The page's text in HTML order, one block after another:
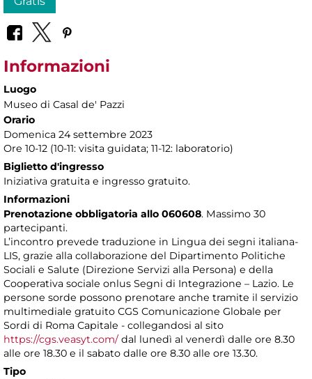
Informazioni
Luogo
Museo di Casal de' Pazzi
Orario
Domenica 24 settembre 2023
Ore 10-12 (10-11: visita guidata; 11-12: laboratorio)
Biglietto d'ingresso
Iniziativa gratuita e ingresso gratuito.
Informazioni
Prenotazione obbligatoria allo 060608. Massimo 30
partecipanti.
L’incontro prevede traduzione in Lingua dei segni italiana-
LIS, grazie alla collaborazione del Dipartimento Politiche
Sociali e Salute (Direzione Servizi alla Persona) e della
Cooperativa sociale onlus Segni di Integrazione – Lazio. Le
persone sorde possono prenotare anche tramite il servizio
multimediale gratuito CGS Comunicazione Globale per
Sordi di Roma Capitale - collegandosi al sito
https://cgs.veasyt.com/dal lunedì al venerdì dalle ore 8.30
alle ore 18.30 e il sabato dalle ore 8.30 alle ore 13.30.
Tipo